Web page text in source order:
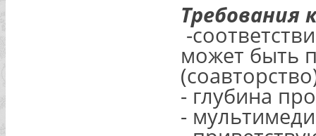
Требования
-
может быть
- глубина
-